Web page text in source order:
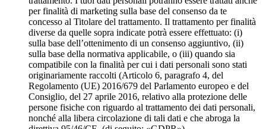
per finalità di marketing sulla base del consenso da te
concesso al Titolare del trattamento. Il trattamento per finalità
diverse da quelle sopra indicate potrà essere effettuato: (i)
sulla base dell’ottenimento di un consenso aggiuntivo, (ii)
sulla base della normativa applicabile, o (iii) quando sia
compatibile con la finalità per cui i dati personali sono stati
originariamente raccolti (Articolo 6, paragrafo 4, del
Regolamento (UE) 2016/679 del Parlamento europeo e del
Consiglio, del 27 aprile 2016, relativo alla protezione delle
persone fisiche con riguardo al trattamento dei dati personali,
nonché alla libera circolazione di tali dati e che abroga la